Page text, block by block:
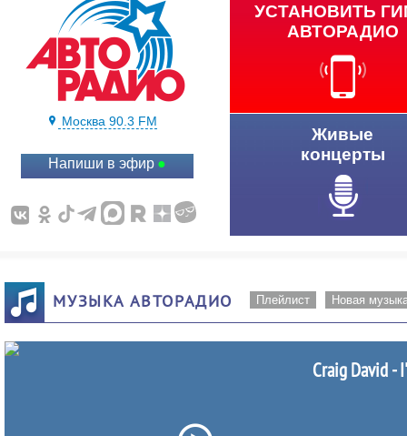
Москва 90.3 FM
Напиши в эфир
УСТАНОВИТЬ
АВТОРАДИО
Живые
концерты
МУЗЫКА АВТОРАДИО Плейлист Новая
Craig David -